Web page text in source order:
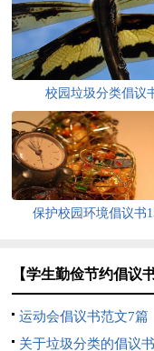
校园垃圾分类倡议
保护校园环境倡议书
【学生勤俭节约倡议
运动会倡议书范文7篇
关于垃圾分类的倡议